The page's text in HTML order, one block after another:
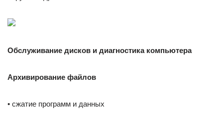
Обслуживание дисков и диагностика компьютера
Архивирование файлов
• сжатие программ и данных